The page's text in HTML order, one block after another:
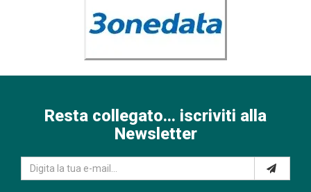
Resta collegato... iscriviti alla
Newsletter